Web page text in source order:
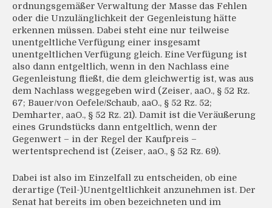
ordnungsgemäßer Verwaltung der Masse das Fehlen
oder die Unzulänglichkeit der Gegenleistung hätte
erkennen müssen. Dabei steht eine nur teilweise
unentgeltliche Verfügung einer insgesamt
unentgeltlichen Verfügung gleich. Eine Verfügung ist
also dann entgeltlich, wenn in den Nachlass eine
Gegenleistung fließt, die dem gleichwertig ist, was aus
dem Nachlass weggegeben wird (Zeiser, aaO., § 52 Rz.
67; Bauer/von Oefele/Schaub, aaO., § 52 Rz. 52;
Demharter, aaO., § 52 Rz. 21). Damit ist die Veräußerung
eines Grundstücks dann entgeltlich, wenn der
Gegenwert – in der Regel der Kaufpreis –
wertentsprechend ist (Zeiser, aaO., § 52 Rz. 69).
Dabei ist also im Einzelfall zu entscheiden, ob eine
derartige (Teil-)Unentgeltlichkeit anzunehmen ist. Der
Senat hat bereits im oben bezeichneten und im